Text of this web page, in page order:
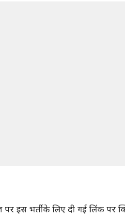
पर इस भर्ती के लिए दी गई लिंक